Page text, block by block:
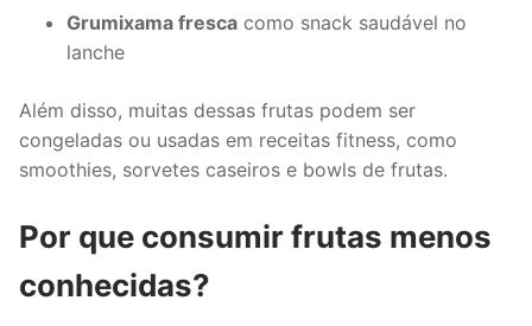
Grumixama fresca como snack saudável no
lanche
Além disso, muitas dessas frutas podem ser
congeladas ou usadas em receitas fitness, como
smoothies, sorvetes caseiros e bowls de frutas.
Por que consumir frutas menos
conhecidas?